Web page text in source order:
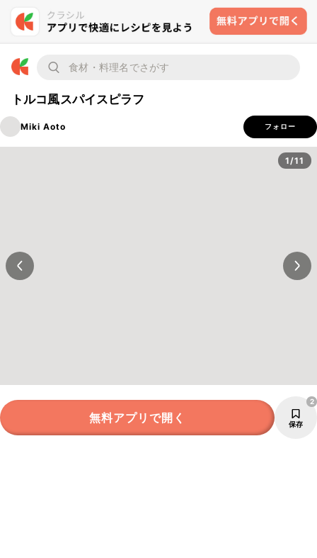
トルコ風スパイスピラフ
Miki Aoto フォロー
1/11
無料アプリで開く 保存
2